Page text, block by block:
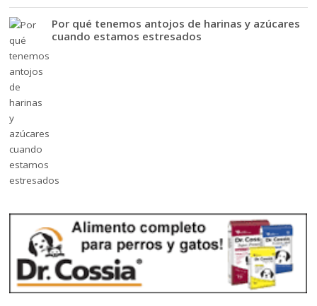
Por qué tenemos antojos de harinas y azúcares
cuando estamos estresados